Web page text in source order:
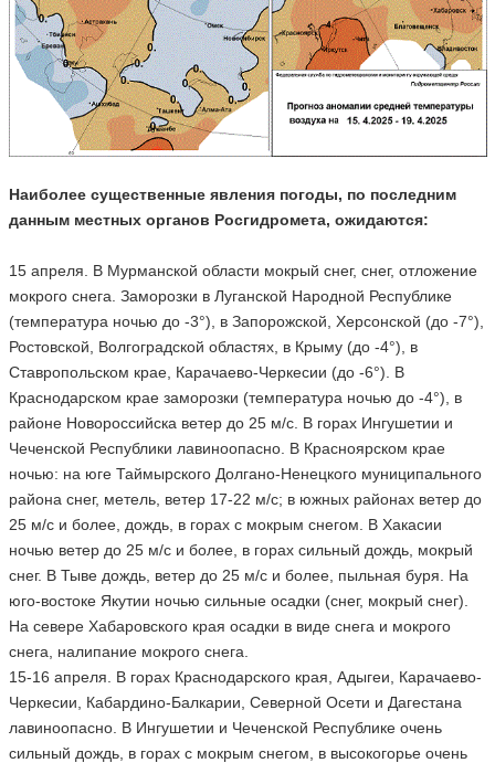
Наиболее существенные явления погоды, по последним
данным местных органов Росгидромета, ожидаются:
15 апреля. В Мурманской области мокрый снег, снег, отложение
мокрого снега. Заморозки в Луганской Народной Республике
(температура ночью до -3°), в Запорожской, Херсонской (до -7°),
Ростовской, Волгоградской областях, в Крыму (до -4°), в
Ставропольском крае, Карачаево-Черкесии (до -6°). В
Краснодарском крае заморозки (температура ночью до -4°), в
районе Новороссийска ветер до 25 м/с. В горах Ингушетии и
Чеченской Республики лавиноопасно. В Красноярском крае
ночью: на юге Таймырского Долгано-Ненецкого муниципального
района снег, метель, ветер 17-22 м/с; в южных районах ветер до
25 м/с и более, дождь, в горах с мокрым снегом. В Хакасии
ночью ветер до 25 м/с и более, в горах сильный дождь, мокрый
снег. В Тыве дождь, ветер до 25 м/с и более, пыльная буря. На
юго-востоке Якутии ночью сильные осадки (снег, мокрый снег).
На севере Хабаровского края осадки в виде снега и мокрого
снега, налипание мокрого снега.
15-16 апреля. В горах Краснодарского края, Адыгеи, Карачаево-
Черкесии, Кабардино-Балкарии, Северной Осети и Дагестана
лавиноопасно. В Ингушетии и Чеченской Республике очень
сильный дождь, в горах с мокрым снегом, в высокогорье очень